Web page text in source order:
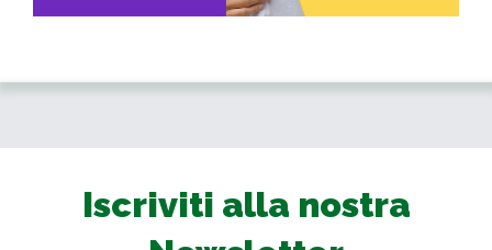
Iscriviti alla nostra